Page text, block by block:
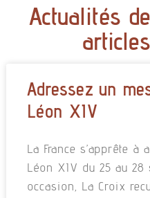
Actualités
Adressez un
Léon XIV
La France s’apprête à
Léon XIV du 25 au 28
occasion, La Croix